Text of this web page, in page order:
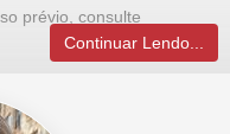
prévio, consulte
Continuar Lendo...